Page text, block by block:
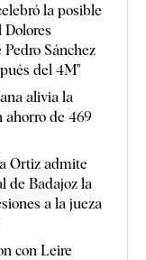
la posible
Dolores
Sánchez
del 4M"
alivia la
ahorro de 469
Ortiz admite
de Badajoz la
a la jueza
con Leire